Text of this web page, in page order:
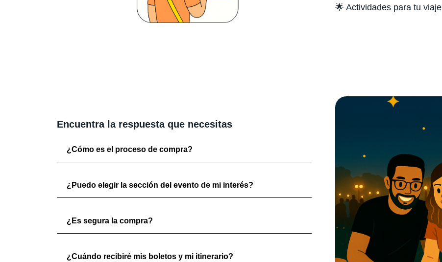
🌟 Actividades para tu viaje
Encuentra la respuesta que necesitas
¿Cómo es el proceso de compra?
¿Puedo elegir la sección del evento de mi interés?
¿Es segura la compra?
¿Cuándo recibiré mis boletos y mi itinerario?